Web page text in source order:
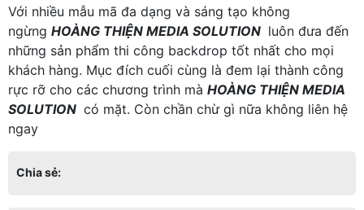
Với nhiều mẫu mã đa dạng và sáng tạo không
ngừng HOÀNG THIỆN MEDIA SOLUTION luôn đưa đến
những sản phẩm thi công backdrop tốt nhất cho mọi
khách hàng. Mục đích cuối cùng là đem lại thành công
rực rỡ cho các chương trình mà HOÀNG THIỆN MEDIA
SOLUTION có mặt. Còn chần chừ gì nữa không liên hệ
ngay
Chia sẻ: